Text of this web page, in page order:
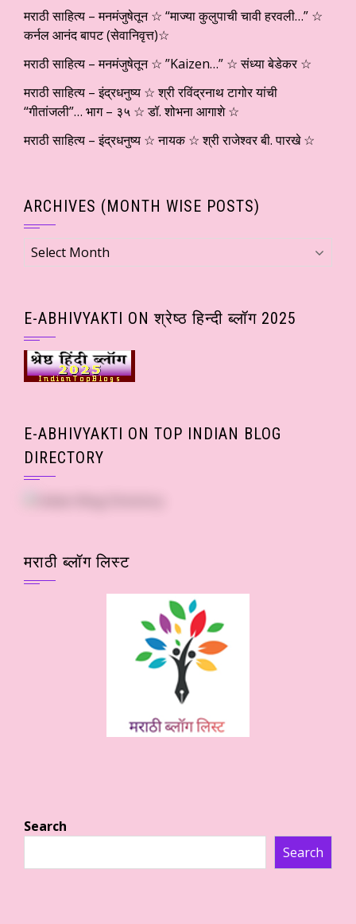
मराठी साहित्य – मनमंजुषेतून ☆ “माज्या कुलुपाची चावी हरवली…” ☆
कर्नल आनंद बापट (सेवानिवृत्त)☆
मराठी साहित्य – मनमंजुषेतून ☆ ”Kaizen…” ☆ संध्या बेडेकर ☆
मराठी साहित्य – इंद्रधनुष्य ☆ श्री रविंद्रनाथ टागोर यांची
“गीतांजली”… भाग – ३५ ☆ डॉ. शोभना आगाशे ☆
मराठी साहित्य – इंद्रधनुष्य ☆ नायक ☆ श्री राजेश्वर बी. पारखे ☆
ARCHIVES (MONTH WISE POSTS)
Archives
(Month
E-ABHIVYAKTI ON श्रेष्ठ हिन्दी ब्लॉग 2025
E-ABHIVYAKTI ON TOP INDIAN BLOG
DIRECTORY
मराठी ब्लॉग लिस्ट
Search
Search